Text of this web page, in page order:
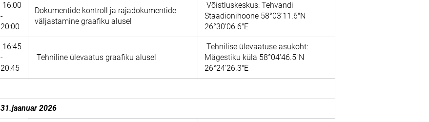
16:00
-
20:00
Dokumentide kontroll ja rajadokumentide
väljastamine graafiku alusel
Võistluskeskus: Tehvandi
Staadionihoone 58°03'11.6"N
26°30'06.6"E
16:45
-
20:45
Tehniline ülevaatus graafiku alusel
Tehnilise ülevaatuse asukoht:
Mägestiku küla 58°04'46.5"N
26°24'26.3"E
31.jaanuar 2026